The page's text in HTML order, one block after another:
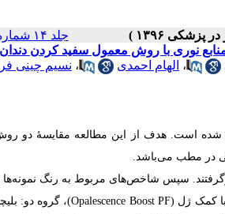
جلد ۱۴ شماره ۲ صفحات ۱۸-۲۳
نوری با روش معمول سفید کردن
، الهام احمدی ، نسیم چینی
شده است. هدف از این مطالعه مقایسۀ دو روش
محلول نسکافه قرارگرفتند. سپس شاخص‌​های مربوط به رنگ